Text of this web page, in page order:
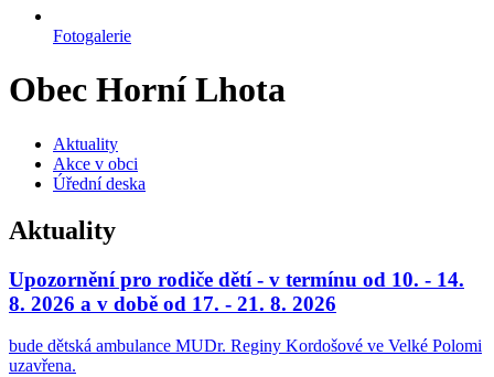
Fotogalerie
Obec Horní Lhota
Aktuality
Akce v obci
Úřední deska
Aktuality
Upozornění pro rodiče dětí - v termínu od 10. - 14.
8. 2026 a v době od 17. - 21. 8. 2026
bude dětská ambulance MUDr. Reginy Kordošové ve Velké Polomi
uzavřena.